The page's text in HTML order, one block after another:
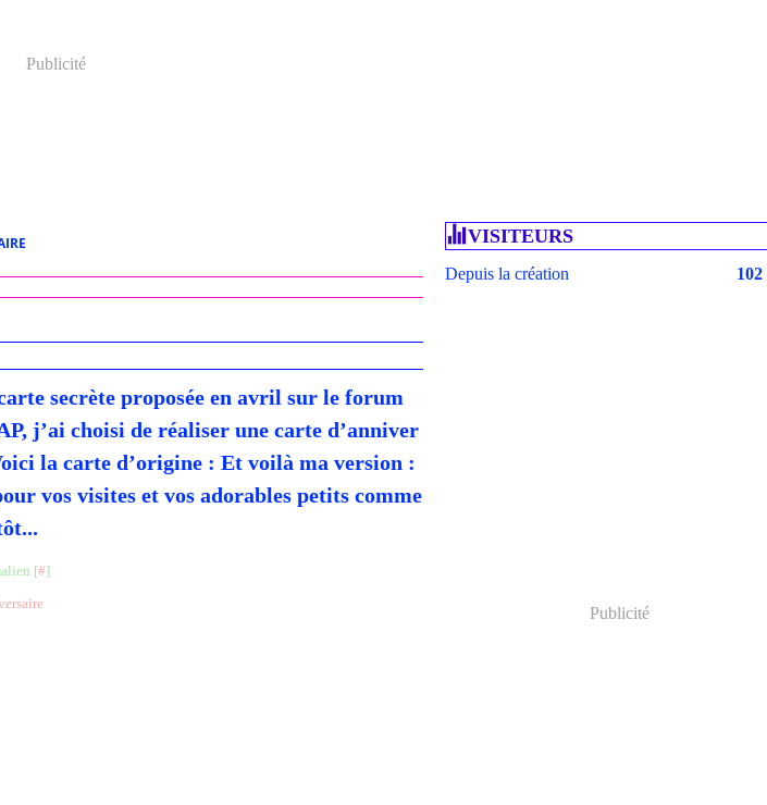
Publicité
secrète proposée en avril sur le forum
j’ai choisi de réaliser une carte d’anniver
la carte d’origine : Et voilà ma version :
vos visites et vos adorables petits comme
[#]
VISITEURS
Depuis la création 102
Publicité